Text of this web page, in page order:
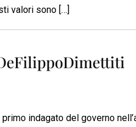
valori sono […]
indagato del governo